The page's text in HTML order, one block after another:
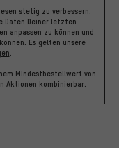
stetig zu verbessern.
Daten Deiner letzten
anpassen zu können und
Es gelten unsere
Mindestbestellwert von
Aktionen kombinierbar.